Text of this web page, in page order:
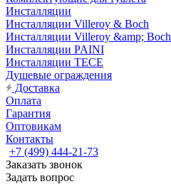
Инсталляции
Инсталляции Villeroy & Boch
Инсталляции Villeroy &amp; Boch
Инсталляции PAINI
Инсталляции TECE
Душевые ограждения
Доставка
Оплата
Гарантия
Оптовикам
Контакты
+7 (499) 444-21-73
Заказать звонок
Задать вопрос